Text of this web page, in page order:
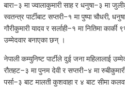
बारा–३ मा ज्वालाकुमारी साह र धनुषा–३ मा
स्वतन्त्र पार्टीबाट सप्तरी–१ मा पुष्पा चौधरी,
गौरीकुमारी यादव र सर्लाही–१ मा नितिमा
उम्मेदवार बनाएका छन् ।
नेपाली कम्युनिष्ट पार्टीले दुई जना महिलालाई
रौतहट–३ मा पुनम देवी र सप्तरी–४ मा
पर्सा–३ बाट मालती कुशवाहा र ४ बाट सीमा